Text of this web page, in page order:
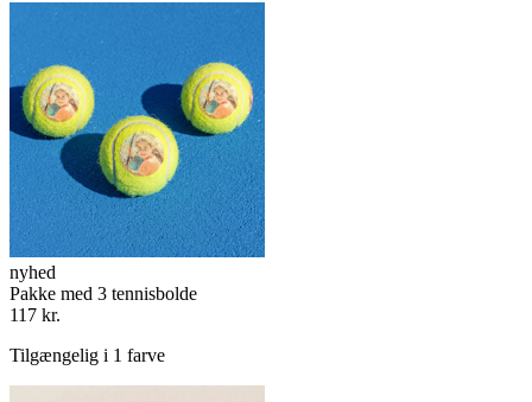
nyhed
Pakke med 3 tennisbolde
117 kr.
Tilgængelig i 1 farve